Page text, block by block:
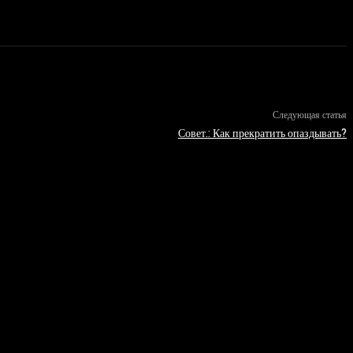
Следующая статья
Совет.: Как прекратить опаздывать?